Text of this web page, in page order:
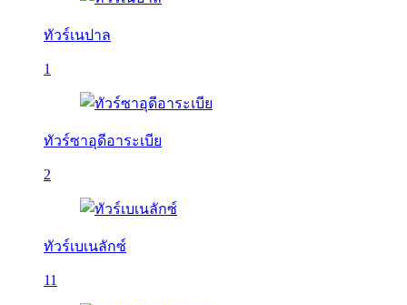
ทัวร์เนปาล
1
ทัวร์ซาอุดีอาระเบีย
2
ทัวร์เบเนลักซ์
11